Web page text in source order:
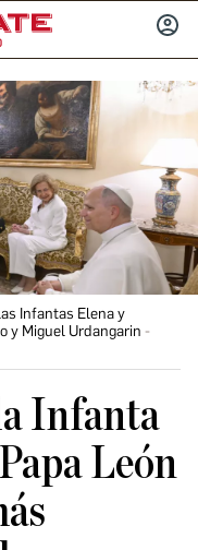
Infantas Elena y
y Miguel Urdangarin
Infanta
León